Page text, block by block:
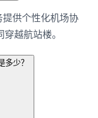
提供个性化机场协
越航站楼。
少？